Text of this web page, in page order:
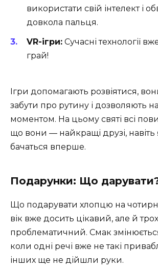
використати свій інтелект і
довкола пальця.
VR-ігри: Сучасні технології
грай!
Ігри допомагають розвіятися,
забути про рутину і дозволяють
моментом. На цьому святі всі
що вони — найкращі друзі,
бачаться вперше.
Подарунки: Що
Що подарувати хлопцю на
вік вже досить цікавий, але й
проблематичний. Смак
коли одні речі вже не такі
інших ще не дійшли руки.